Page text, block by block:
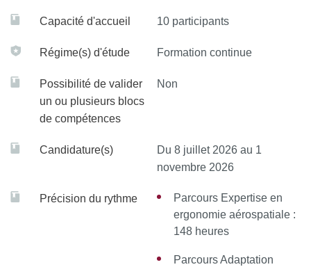
Capacité d'accueil 10 participants
Régime(s) d'étude Formation continue
Possibilité de valider
un ou plusieurs blocs
de compétences
Non
Candidature(s)
Du 8 juillet 2026 au 1
novembre 2026
Précision du rythme
Parcours Expertise en
ergonomie aérospatiale :
148 heures
Parcours Adaptation